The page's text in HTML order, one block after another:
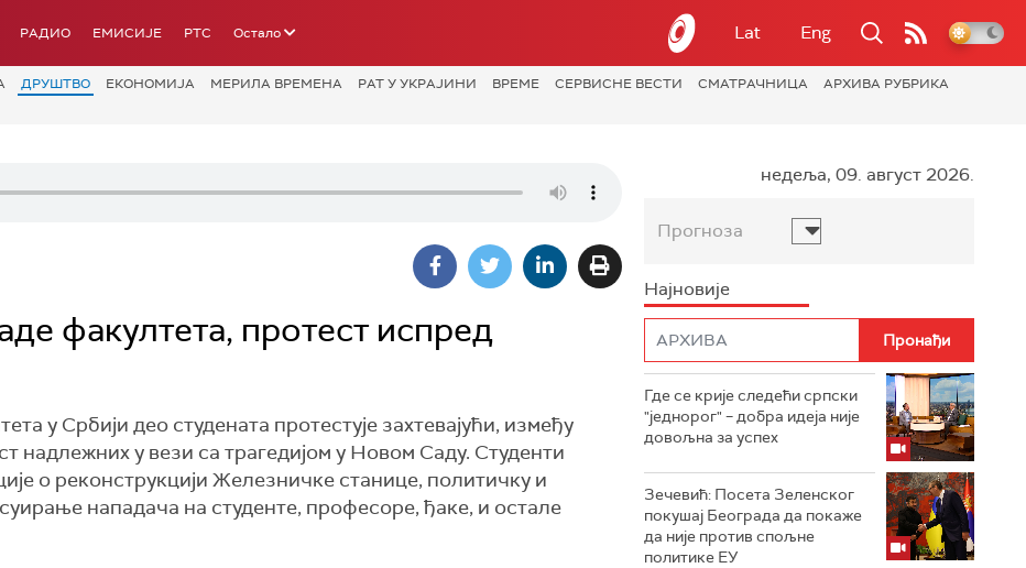
РАДИО ЕМИСИЈЕ РТС Остало Lat Eng
ДРУШТВО ЕКОНОМИЈА МЕРИЛА ВРЕМЕНА РАТ У УКРАЈИНИ ВРЕМЕ СЕРВИСНЕ ВЕСТИ СМАТРАЧНИЦА
АРХИВА РУБРИКА
факултета, протест испред
у Србији део студената протестује захтевајући, између
надлежних у вези са трагедијом у Новом Саду. Студенти
о реконструкцији Железничке станице, политичку и
нападача на студенте, професоре, ђаке, и остале
недеља, 09. август 2026.
Прогноза
Најновије
Где се крије следећи српски
"једнорог" – добра идеја није
довољна за успех
Зечевић: Посета Зеленског
покушај Београда да покаже
да није против спољне
политике ЕУ